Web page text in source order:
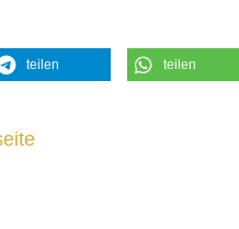
teilen teilen